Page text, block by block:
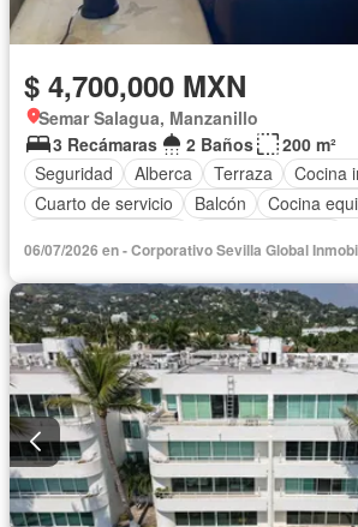
$ 4,700,000 MXN
Semar Salagua, Manzanillo
3 Recámaras
2 Baños
200 m²
Seguridad
Alberca Terraza
Cocina
Cuarto de servicio
Balcón
Cocina
Recámara con closet
Completamente
06/07/2026 en - Corporativo Sevilla Global